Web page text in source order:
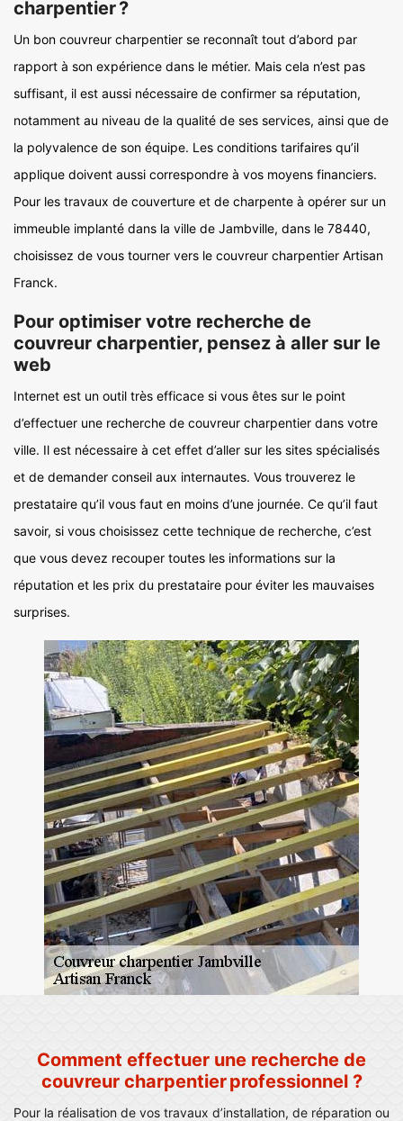
charpentier ?
Un bon couvreur charpentier se reconnaît tout d’abord par
rapport à son expérience dans le métier. Mais cela n’est pas
suffisant, il est aussi nécessaire de confirmer sa réputation,
notamment au niveau de la qualité de ses services, ainsi que de
la polyvalence de son équipe. Les conditions tarifaires qu’il
applique doivent aussi correspondre à vos moyens financiers.
Pour les travaux de couverture et de charpente à opérer sur un
immeuble implanté dans la ville de Jambville, dans le 78440,
choisissez de vous tourner vers le couvreur charpentier Artisan
Franck.
Pour optimiser votre recherche de
couvreur charpentier, pensez à aller sur le
web
Internet est un outil très efficace si vous êtes sur le point
d’effectuer une recherche de couvreur charpentier dans votre
ville. Il est nécessaire à cet effet d’aller sur les sites spécialisés
et de demander conseil aux internautes. Vous trouverez le
prestataire qu’il vous faut en moins d’une journée. Ce qu’il faut
savoir, si vous choisissez cette technique de recherche, c’est
que vous devez recouper toutes les informations sur la
réputation et les prix du prestataire pour éviter les mauvaises
surprises.
Comment effectuer une recherche de
couvreur charpentier professionnel ?
Pour la réalisation de vos travaux d’installation, de réparation ou